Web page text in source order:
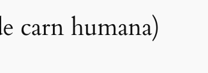
carn humana)